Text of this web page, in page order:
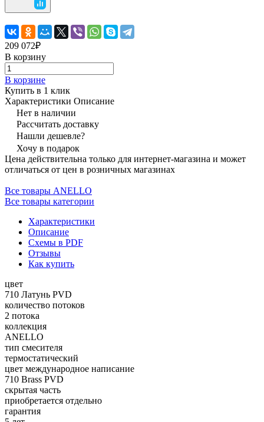
209 072₽
В корзину
В корзине
Купить в 1 клик
Характеристики Описание
Нет в наличии
Рассчитать доставку
Нашли дешевле?
Хочу в подарок
Цена действительна только для интернет-магазина и может
отличаться от цен в розничных магазинах
Все товары ANELLO
Все товары категории
Характеристики
Описание
Схемы в PDF
Отзывы
Как купить
цвет
710 Латунь PVD
количество потоков
2 потока
коллекция
ANELLO
тип смесителя
термостатический
цвет международное написание
710 Brass PVD
скрытая часть
приобретается отдельно
гарантия